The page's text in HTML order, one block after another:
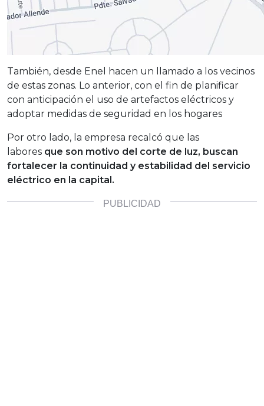
También, desde Enel hacen un llamado a los vecinos
de estas zonas. Lo anterior, con el fin de planificar
con anticipación el uso de artefactos eléctricos y
adoptar medidas de seguridad en los hogares
Por otro lado, la empresa recalcó que las
labores que son motivo del corte de luz, buscan
fortalecer la continuidad y estabilidad del servicio
eléctrico en la capital.